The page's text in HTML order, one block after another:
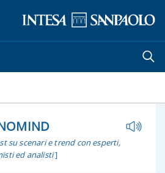
su scenari e trend con esperti,
ed analisti]